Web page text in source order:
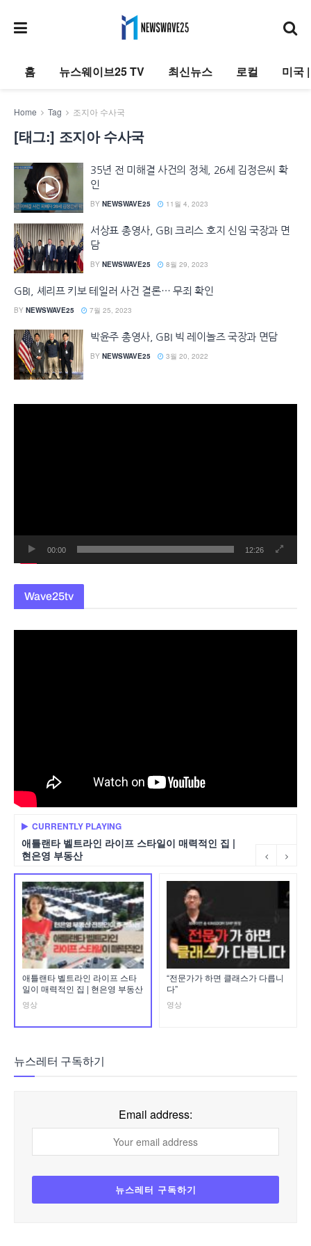
홈 뉴스웨이브25 TV 최신뉴스 로컬 미국
Home Tag 조지아 수사국
[태그:] 조지아 수사국
35년 전 미해결 사건의 정체, 26세 김정은씨 확
인
BY NEWSWAVE25 11월 4, 2023
서상표 총영사, GBI 크리스 호지 신임 국장과 면
담
BY NEWSWAVE25 8월 29, 2023
GBI, 셰리프 키보 테일러 사건 결론… 무죄 확인
BY NEWSWAVE25 7월 25, 2023
박윤주 총영사, GBI 빅 레이놀즈 국장과 면담
BY NEWSWAVE25 3월 20, 2022
00:00 12:26
Wave25tv
CURRENTLY PLAYING
애틀랜타 벨트라인 라이프 스타일이 매력적인 집 |
현은영 부동산
애틀랜타 벨트라인 라이프 스타
일이 매력적인 집 | 현은영 부동산
영상
“전문가가 하면 클래스가 다릅니
다”
영상
뉴스레터 구독하기
Email address: